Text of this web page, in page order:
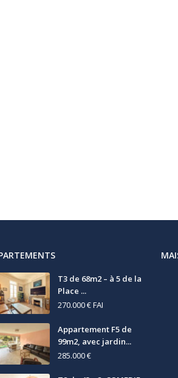
T3 de 68m2 – à 5 de la
Place ...
270.000 €FAI
Appartement F5 de
99m2, avec jardin...
285.000 €